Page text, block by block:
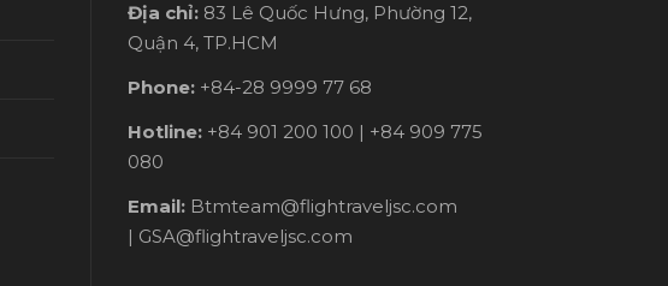
Địa chỉ:83 Lê Quốc Hưng, Phường 12,
Quận 4, TP.HCM
Phone:+84-28 9999 77 68
Hotline:+84 901 200 100 | +84 909 775
080
Email:Btmteam@flightraveljsc.com
| GSA@flightraveljsc.com